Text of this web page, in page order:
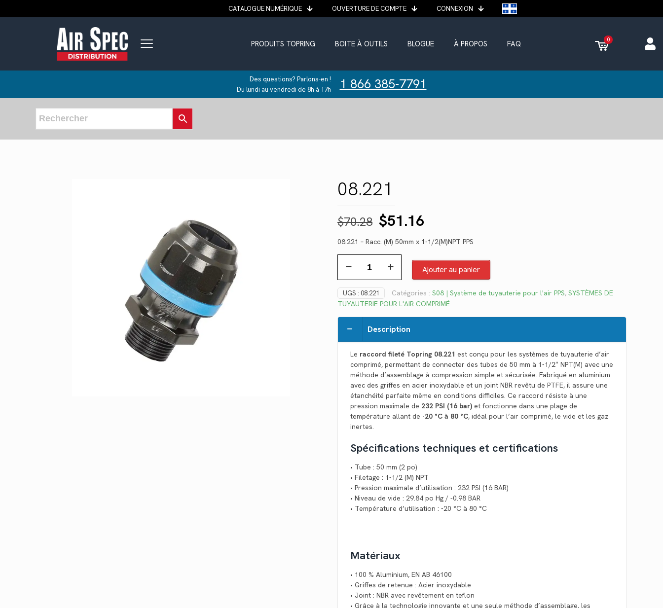
CATALOGUE NUMÉRIQUE OUVERTURE DE COMPTE CONNEXION
PRODUITS TOPRING BOITE À OUTILS BLOGUE À PROPOS FAQ 0
Des questions? Parlons-en !
Du lundi au vendredi de 8h à 17h
1 866 385-7791
08.221
$70.28 Le
prix
initial
était :
$70.28.
$51.16
prix
actuel
est :
$51.16.
08.221 – Racc. (M) 50mm x 1-1/2(M)NPT PPS
08.221
Ajouter au panier
UGS : 08.221 Catégories : S08 | Système de tuyauterie pour l'air PPS, SYSTÈMES DE
TUYAUTERIE POUR L'AIR COMPRIMÉ
Description
Le raccord fileté Topring 08.221 est conçu pour les systèmes de tuyauterie d’air
comprimé, permettant de connecter des tubes de 50 mm à 1-1/2″ NPT(M) avec une
méthode d’assemblage à compression simple et sécurisée. Fabriqué en aluminium
avec des griffes en acier inoxydable et un joint NBR revêtu de PTFE, il assure une
étanchéité parfaite même en conditions difficiles. Ce raccord résiste à une
pression maximale de 232 PSI (16 bar) et fonctionne dans une plage de
température allant de -20 °C à 80 °C, idéal pour l’air comprimé, le vide et les gaz
inertes.
Spécifications techniques et certifications
• Tube : 50 mm (2 po)
• Filetage : 1-1/2 (M) NPT
• Pression maximale d’utilisation : 232 PSI (16 BAR)
• Niveau de vide : 29.84 po Hg / -0.98 BAR
• Température d’utilisation : -20 °C à 80 °C
Matériaux
• 100 % Aluminium, EN AB 46100
• Griffes de retenue : Acier inoxydable
• Joint : NBR avec revêtement en teflon
• Grâce à la technologie innovante et une seule méthode d’assemblage, les